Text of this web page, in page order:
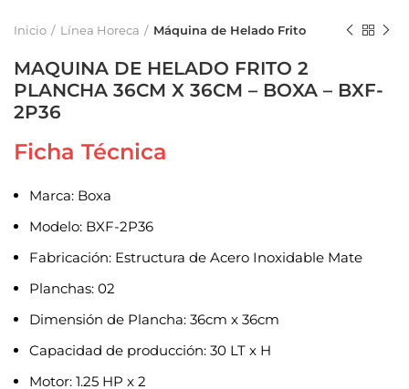
Inicio Línea Horeca Máquina de Helado Frito
MAQUINA DE HELADO FRITO 2
PLANCHA 36CM X 36CM – BOXA – BXF-
2P36
Ficha Técnica
Marca: Boxa
Modelo: BXF-2P36
Fabricación: Estructura de Acero Inoxidable Mate
Planchas: 02
Dimensión de Plancha: 36cm x 36cm
Capacidad de producción: 30 LT x H
Motor: 1.25 HP x 2